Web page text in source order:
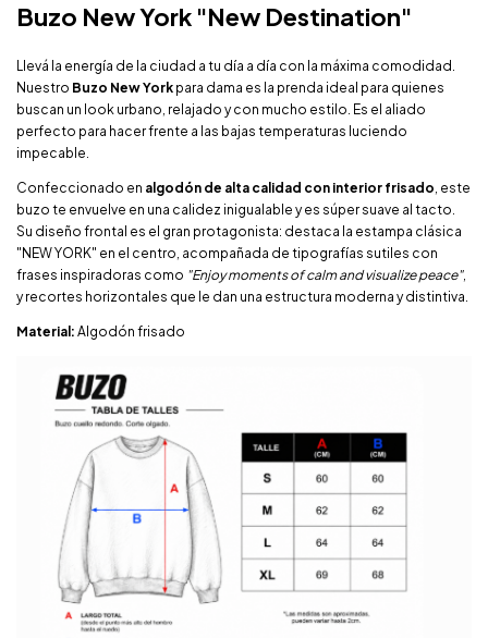
Buzo New York "New Destination"
Llevá la energía de la ciudad a tu día a día con la máxima comodidad.
Nuestro Buzo New York para dama es la prenda ideal para quienes
buscan un look urbano, relajado y con mucho estilo. Es el aliado
perfecto para hacer frente a las bajas temperaturas luciendo
impecable.
Confeccionado en algodón de alta calidad con interior frisado, este
buzo te envuelve en una calidez inigualable y es súper suave al tacto.
Su diseño frontal es el gran protagonista: destaca la estampa clásica
"NEW YORK" en el centro, acompañada de tipografías sutiles con
frases inspiradoras como "Enjoy moments of calm and visualize peace",
y recortes horizontales que le dan una estructura moderna y distintiva.
Material: Algodón frisado